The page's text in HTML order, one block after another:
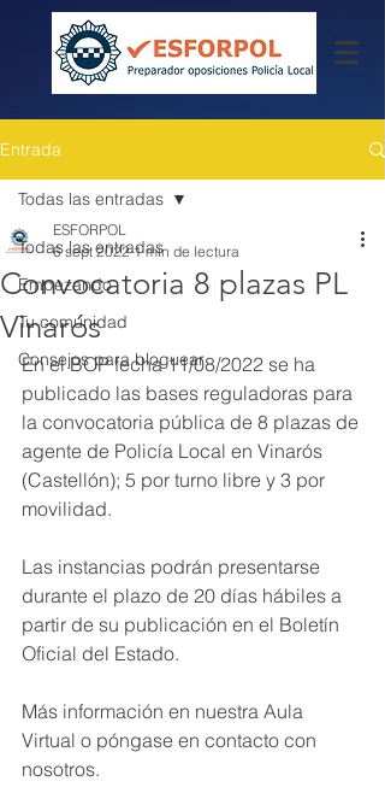
Entrada
Todas las entradas
Empezando
Tu comunidad
Consejos para bloguear
Todas las entradas
Convocatoria 8 plazas PL
Vinarós
ESFORPOL
6 sept 2022 1 min de lectura
En el BOP fecha 11/08/2022 se ha
publicado las bases reguladoras para
la convocatoria pública de 8 plazas de
agente de Policía Local en Vinarós
(Castellón); 5 por turno libre y 3 por
movilidad.
Las instancias podrán presentarse
durante el plazo de 20 días hábiles a
partir de su publicación en el Boletín
Oficial del Estado.
Más información en nuestra Aula
Virtual o póngase en contacto con
nosotros.